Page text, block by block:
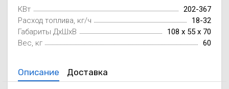
КВт
202-367
Расход топлива, кг/ч
18-32
Габариты ДxШxВ
108 x 55 x 70
Вес, кг
60
Описание Доставка
Осушители
Wi-Fi модуля
отработанном